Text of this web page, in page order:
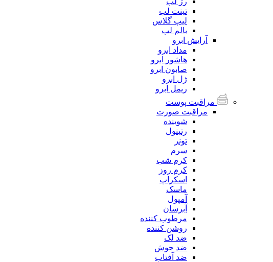
تینت لب
لیپ گلاس
بالم لب
آرایش ابرو
مداد ابرو
هاشور ابرو
صابون ابرو
ژل ابرو
ریمل ابرو
مراقبت پوست
مراقبت صورت
شوینده
رتینول
تونر
سرم
کرم شب
کرم روز
اسکراپ
ماسک
آمپول
آبرسان
مرطوب کننده
روشن کننده
ضد لک
ضد جوش
ضد آفتاب